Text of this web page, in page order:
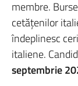
membre.
cetățenilor
îndeplinesc
italiene.
septembrie